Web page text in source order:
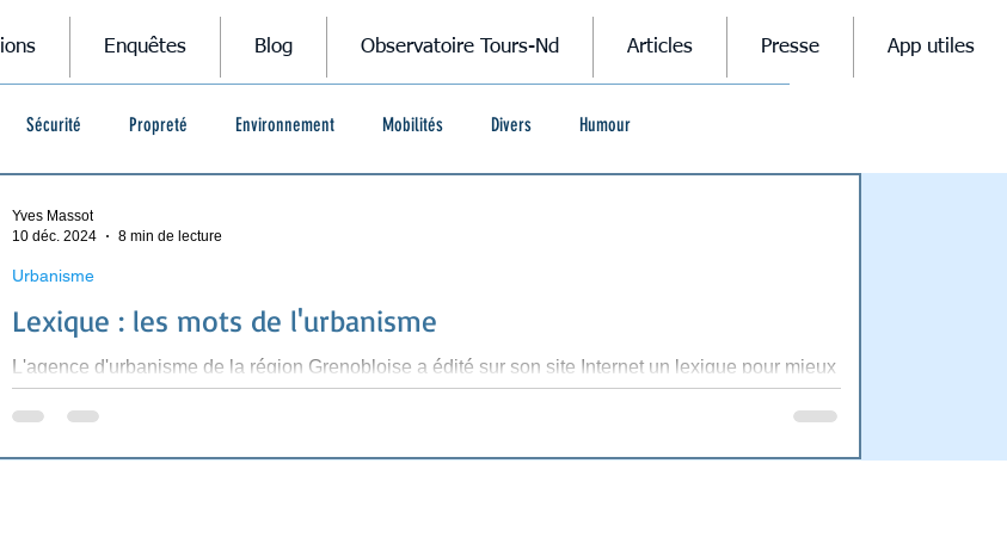
Enquêtes Blog Observatoire Tours-Nd Articles Presse App utiles
Sécurité Propreté Environnement Mobilités Divers Humour
Lexique : les mots de l'urbanisme
L'agence d'urbanisme de la région Grenobloise a édité sur son site Internet un lexique pour mieux
comprendre les outils et dispositifs...
Urbanisme
Yves Massot
10 déc. 2024
8 min de lecture